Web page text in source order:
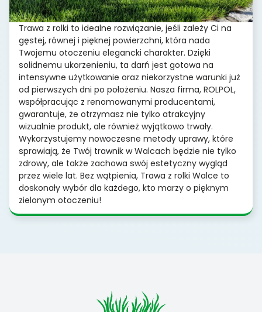
Trawa z rolki to idealne rozwiązanie, jeśli zależy Ci na
gęstej, równej i pięknej powierzchni, która nada
Twojemu otoczeniu elegancki charakter. Dzięki
solidnemu ukorzenieniu, ta darń jest gotowa na
intensywne użytkowanie oraz niekorzystne warunki już
od pierwszych dni po położeniu. Nasza firma, ROLPOL,
współpracując z renomowanymi producentami,
gwarantuje, że otrzymasz nie tylko atrakcyjny
wizualnie produkt, ale również wyjątkowo trwały.
Wykorzystujemy nowoczesne metody uprawy, które
sprawiają, że Twój trawnik w Walcach będzie nie tylko
zdrowy, ale także zachowa swój estetyczny wygląd
przez wiele lat. Bez wątpienia, Trawa z rolki Walce to
doskonały wybór dla każdego, kto marzy o pięknym
zielonym otoczeniu!